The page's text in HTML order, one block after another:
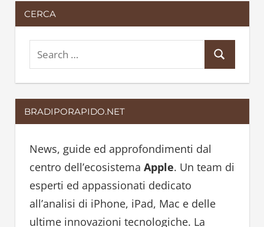
CERCA
e
a
r
c
S
a
BRADIPORAPIDO.NET
News, guide ed approfondimenti dal
centro dell’ecosistema Apple. Un team di
esperti ed appassionati dedicato
all’analisi di iPhone, iPad, Mac e delle
ultime innovazioni tecnologiche. La